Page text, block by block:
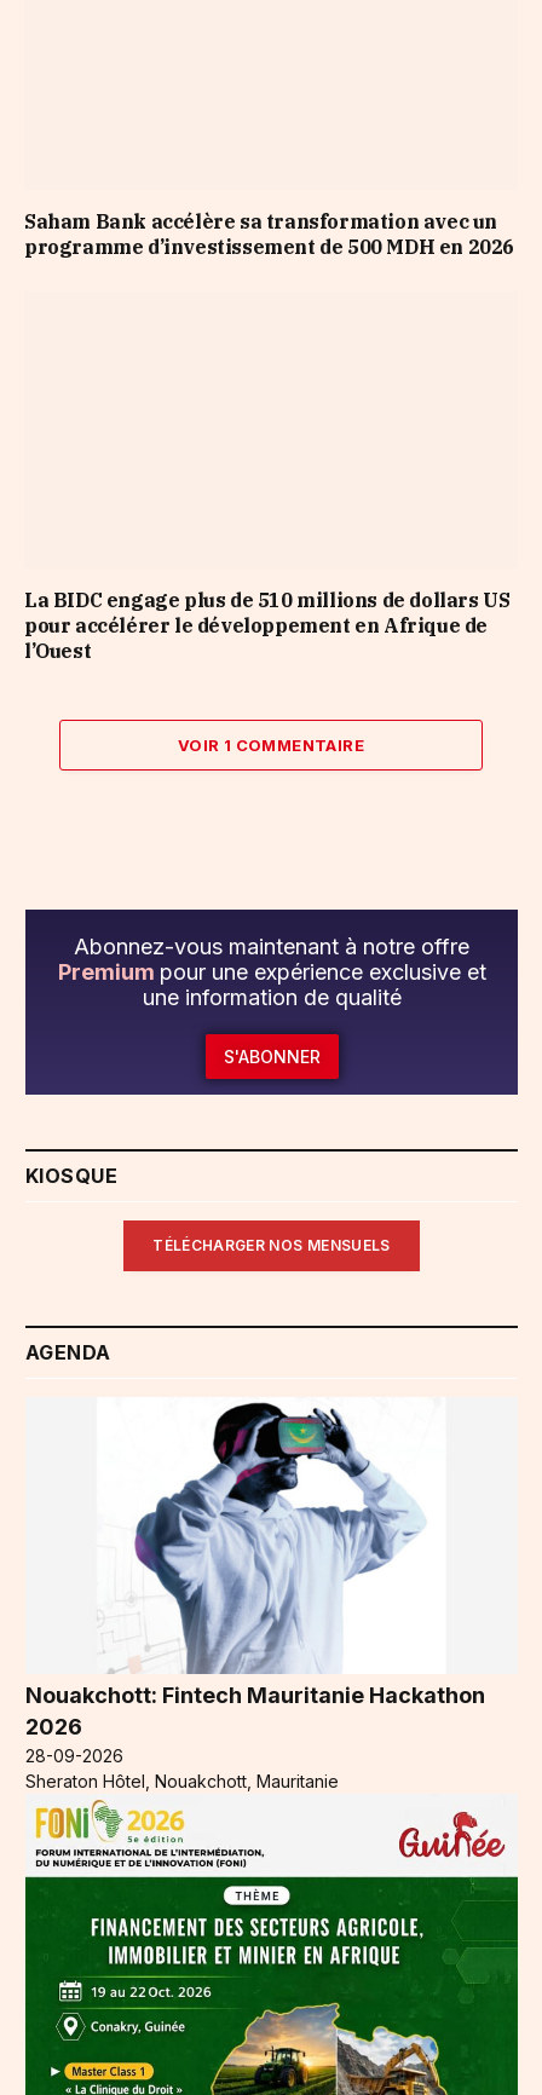
Saham Bank accélère sa transformation avec un
programme d’investissement de 500 MDH en 2026
La BIDC engage plus de 510 millions de dollars US
pour accélérer le développement en Afrique de
l’Ouest
VOIR 1 COMMENTAIRE
Abonnez-vous maintenant à notre offre
Premium pour une expérience exclusive et
une information de qualité
S'ABONNER
KIOSQUE
TÉLÉCHARGER NOS MENSUELS
AGENDA
Nouakchott: Fintech Mauritanie Hackathon
2026
28-09-2026
Sheraton Hôtel, Nouakchott, Mauritanie